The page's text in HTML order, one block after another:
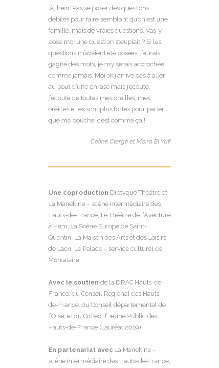
là, hein. Pas se poser des questions
débiles pour faire semblant qu’on est une
famille, mais de vraies questions. Vas-y
pose moi une question steuplaît ? Si les
questions m’avaient été posées, j’aurais
gagné des mots, je m’y serais accrochée
comme jamais. Moi ok j’arrive pas à aller
au bout d’une phrase mais j’écoute,
j’écoute de toutes mes oreilles, mes
oreilles elles sont plus fortes pour parler
que ma bouche, c’est comme ça !
Céline Clergé et Mona El Yafi
Une coproduction Diptyque Théâtre et
La Manekine – scène intermédiaire des
Hauts-de-France, Le Théâtre de l’Aventure
à Hem, La Scène Europe de Saint-
Quentin, La Maison des Arts et des Loisirs
de Laon, Le Palace – service culturel de
Montataire
Avec le soutien de la DRAC Hauts-de-
France, du Conseil Régional des Hauts-
de-France, du Conseil départemental de
l’Oise, et du Collectif Jeune Public des
Hauts-de-France (Lauréat 2019)
En partenariat avec La Manekine –
scène intermédiaire des Hauts-de-France,